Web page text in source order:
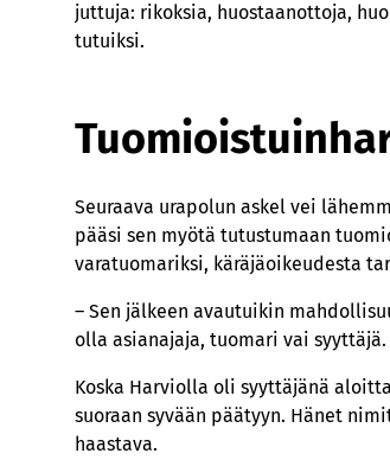
juttuja: rikoksia, huostaanottoja,
tutuiksi.
Seuraava urapolun askel vei
pääsi sen myötä tutustumaan
varatuomariksi, käräjäoikeudesta
– Sen jälkeen avautuikin
olla asianajaja, tuomari vai
Koska Harviolla oli syyttäjänä
suoraan syvään päätyyn. Hänet
haastava.